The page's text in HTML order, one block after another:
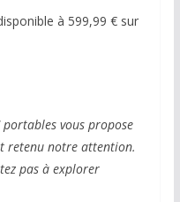
à 599,99 € sur
vous propose
retenu notre attention.
pas à explorer